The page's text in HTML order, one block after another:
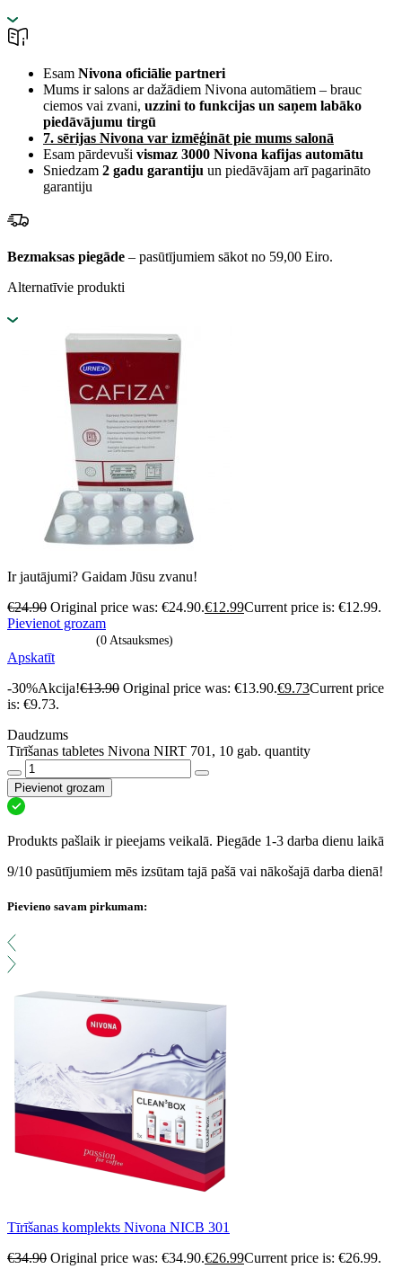
Esam Nivona oficiālie partneri
Mums ir salons ar dažādiem Nivona automātiem – brauc
ciemos vai zvani, uzzini to funkcijas un saņem labāko
piedāvājumu tirgū
7. sērijas Nivona var izmēģināt pie mums salonā
Esam pārdevuši vismaz 3000 Nivona kafijas automātu
Sniedzam 2 gadu garantiju un piedāvājam arī pagarināto
garantiju
Bezmaksas piegāde – pasūtījumiem sākot no 59,00 Eiro.
Alternatīvie produkti
Ir jautājumi? Gaidam Jūsu zvanu!
€24.90 Original price was: €24.90.€12.99Current price is: €12.99.
Pievienot grozam
(0 Atsauksmes)
Apskatīt
-30%Akcija!€13.90 Original price was: €13.90.€9.73Current price
is: €9.73.
Daudzums
Tīrīšanas tabletes Nivona NIRT 701, 10 gab. quantity
Pievienot grozam
Produkts pašlaik ir pieejams veikalā. Piegāde 1-3 darba dienu laikā
9/10 pasūtījumiem mēs izsūtam tajā pašā vai nākošajā darba dienā!
Pievieno savam pirkumam:
Tīrīšanas komplekts Nivona NICB 301
€34.90 Original price was: €34.90.€26.99Current price is: €26.99.